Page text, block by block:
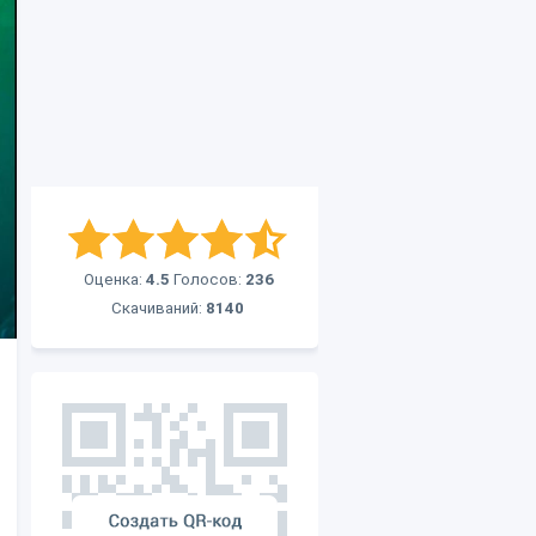
Оценка: 4.5 Голосов: 236
Скачиваний: 8140